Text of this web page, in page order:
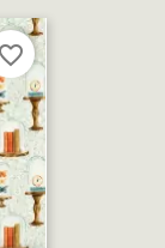
favorite_border